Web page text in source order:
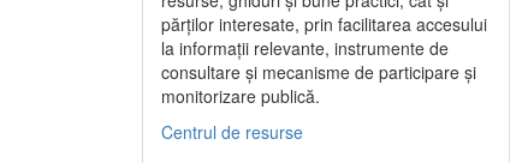
părților interesate, prin facilitarea accesului
la informații relevante, instrumente de
consultare și mecanisme de participare și
monitorizare publică.
Centrul de resurse